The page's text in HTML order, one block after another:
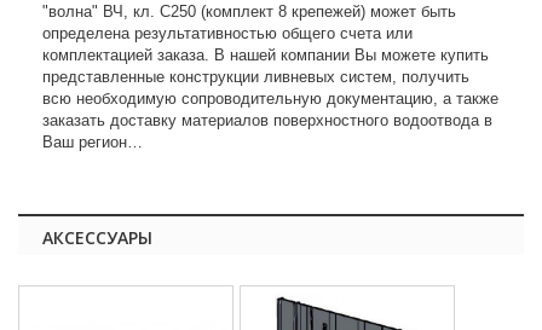
"волна" ВЧ, кл. C250 (комплект 8 крепежей) может быть
определена результативностью общего счета или
комплектацией заказа. В нашей компании Вы можете купить
представленные конструкции ливневых систем, получить
всю необходимую сопроводительную документацию, а также
заказать доставку материалов поверхностного водоотвода в
Ваш регион…
АКСЕССУАРЫ